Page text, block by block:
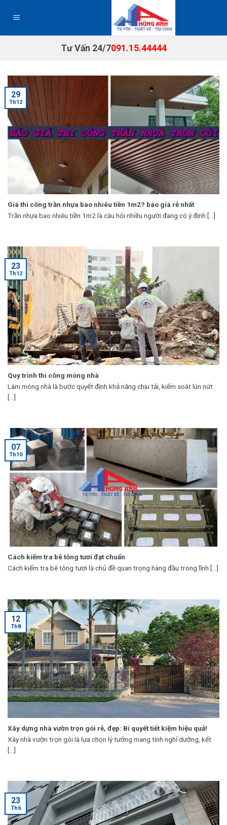
Tư Vấn 24/7091.15.44444
Giá thi công trần nhựa bao nhiêu tiền 1m2? báo giá rẻ nhất
Trần nhựa bao nhiêu tiền 1m2 là câu hỏi nhiều người đang có ý định [...]
29
Th12
Quy trình thi công móng nhà
Làm móng nhà là bước quyết định khả năng chịu tải, kiểm soát lún nứt
[...]
23
Th12
Cách kiểm tra bê tông tươi đạt chuẩn
Cách kiểm tra bê tông tươi là chủ đề quan trọng hàng đầu trong lĩnh [...]
07
Th10
Xây dựng nhà vườn trọn gói rẻ, đẹp: Bí quyết tiết kiệm hiệu quả!
Xây nhà vườn trọn gói là lựa chọn lý tưởng mang tính nghỉ dưỡng, kết
[...]
12
Th8
23
Th6